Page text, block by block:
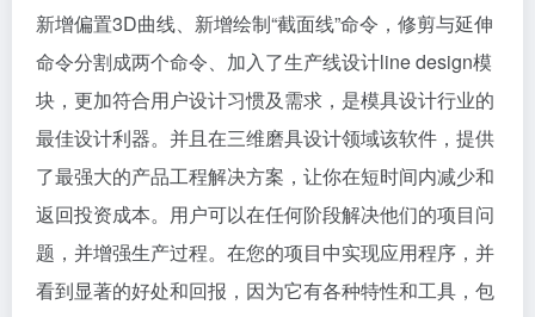
新增偏置3D曲线、新增绘制“截面线”命令，修剪与延伸
命令分割成两个命令、加入了生产线设计line design模
块，更加符合用户设计习惯及需求，是模具设计行业的
最佳设计利器。并且在三维磨具设计领域该软件，提供
了最强大的产品工程解决方案，让你在短时间内减少和
返回投资成本。用户可以在任何阶段解决他们的项目问
题，并增强生产过程。在您的项目中实现应用程序，并
看到显著的好处和回报，因为它有各种特性和工具，包